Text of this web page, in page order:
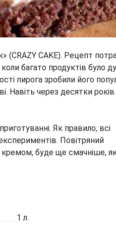
(CRAZY CAKE). Рецепт
багато продуктів було
пирога зробили його
Навіть через десятки
Як правило, всі
Повітряний
кремом, буде ще смачніше,
1 л.